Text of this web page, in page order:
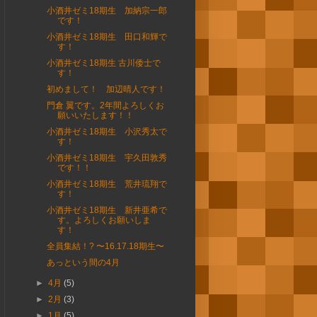
小酒井ゼミ18期生 加納宗一郎
です！
小酒井ゼミ18期生 田口和輝で
す！
小酒井ゼミ18期生 古川倭士で
す！
初めまして！ 加辺晴人です！
門倉 翼です。2年間よろしくお
願いいたします！！
小酒井ゼミ18期生 小沢秀太で
す！
小酒井ゼミ18期生 宇久田敦秀
です！！
小酒井ゼミ18期生 荒井琉翔で
す！
小酒井ゼミ18期生 新井亜希で
す。よろしくお願いしま
す！
全員集結！? 〜16.17.18期生〜
あっという間の4月
►4月(5)
►2月(3)